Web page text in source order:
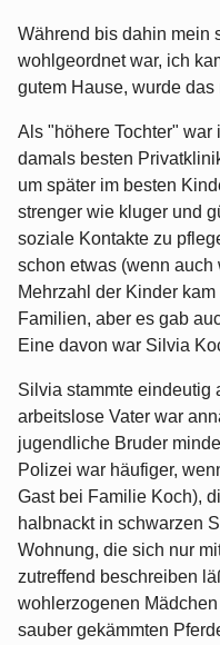
Während bis dahin mein
wohlgeordnet war, ich
gutem Hause, wurde
Als "höhere Tochter"
damals besten
um später im besten
strenger wie kluger und
soziale Kontakte zu
schon etwas (wenn
Mehrzahl der Kinder
Familien, aber es gab
Eine davon war Silvia
Silvia stammte eindeutig
arbeitslose Vater war
jugendliche Bruder
Polizei war häufiger,
Gast bei Familie Koch),
halbnackt in schwarzen
Wohnung, die sich nur
zutreffend beschreiben
wohlerzogenen
sauber gekämmten